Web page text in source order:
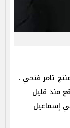
تامر فتحي ،
منذ قليل
إسماعيل